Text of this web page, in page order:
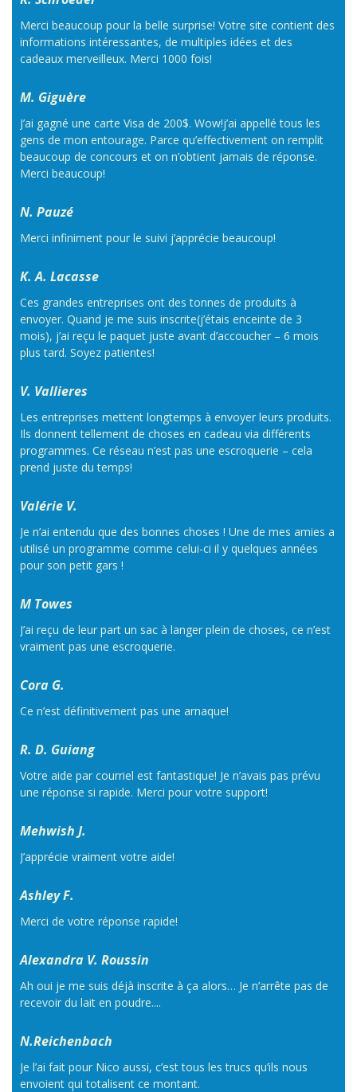
Merci beaucoup pour la belle surprise! Votre site contient des
informations intéressantes, de multiples idées et des
cadeaux merveilleux. Merci 1000 fois!
M. Giguère
J’ai gagné une carte Visa de 200$. Wow!j’ai appellé tous les
gens de mon entourage. Parce qu’effectivement on remplit
beaucoup de concours et on n’obtient jamais de réponse.
Merci beaucoup!
N. Pauzé
Merci infiniment pour le suivi j’apprécie beaucoup!
K. A. Lacasse
Ces grandes entreprises ont des tonnes de produits à
envoyer. Quand je me suis inscrite(j’étais enceinte de 3
mois), j’ai reçu le paquet juste avant d’accoucher – 6 mois
plus tard. Soyez patientes!
V. Vallieres
Les entreprises mettent longtemps à envoyer leurs produits.
Ils donnent tellement de choses en cadeau via différents
programmes. Ce réseau n’est pas une escroquerie – cela
prend juste du temps!
Valérie V.
Je n’ai entendu que des bonnes choses ! Une de mes amies a
utilisé un programme comme celui-ci il y quelques années
pour son petit gars !
M Towes
J’ai reçu de leur part un sac à langer plein de choses, ce n’est
vraiment pas une escroquerie.
Cora G.
Ce n’est définitivement pas une arnaque!
R. D. Guiang
Votre aide par courriel est fantastique! Je n’avais pas prévu
une réponse si rapide. Merci pour votre support!
Mehwish J.
J’apprécie vraiment votre aide!
Ashley F.
Merci de votre réponse rapide!
Alexandra V. Roussin
Ah oui je me suis déjà inscrite à ça alors… Je n’arrête pas de
recevoir du lait en poudre....
N.Reichenbach
Je l’ai fait pour Nico aussi, c’est tous les trucs qu’ils nous
envoient qui totalisent ce montant.